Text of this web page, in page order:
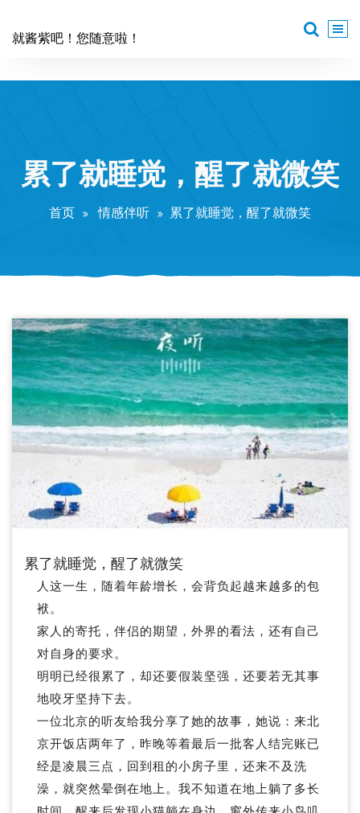
就酱紫吧！您随意啦！
累了就睡觉，醒了就微笑
首页 情感伴听 累了就睡觉，醒了就微笑
累了就睡觉，醒了就微笑
人这一生，随着年龄增长，会背负起越来越多的包
袱。
家人的寄托，伴侣的期望，外界的看法，还有自己
对自身的要求。
明明已经很累了，却还要假装坚强，还要若无其事
地咬牙坚持下去。
一位北京的听友给我分享了她的故事，她说：来北
京开饭店两年了，昨晚等着最后一批客人结完账已
经是凌晨三点，回到租的小房子里，还来不及洗
澡，就突然晕倒在地上。我不知道在地上躺了多长